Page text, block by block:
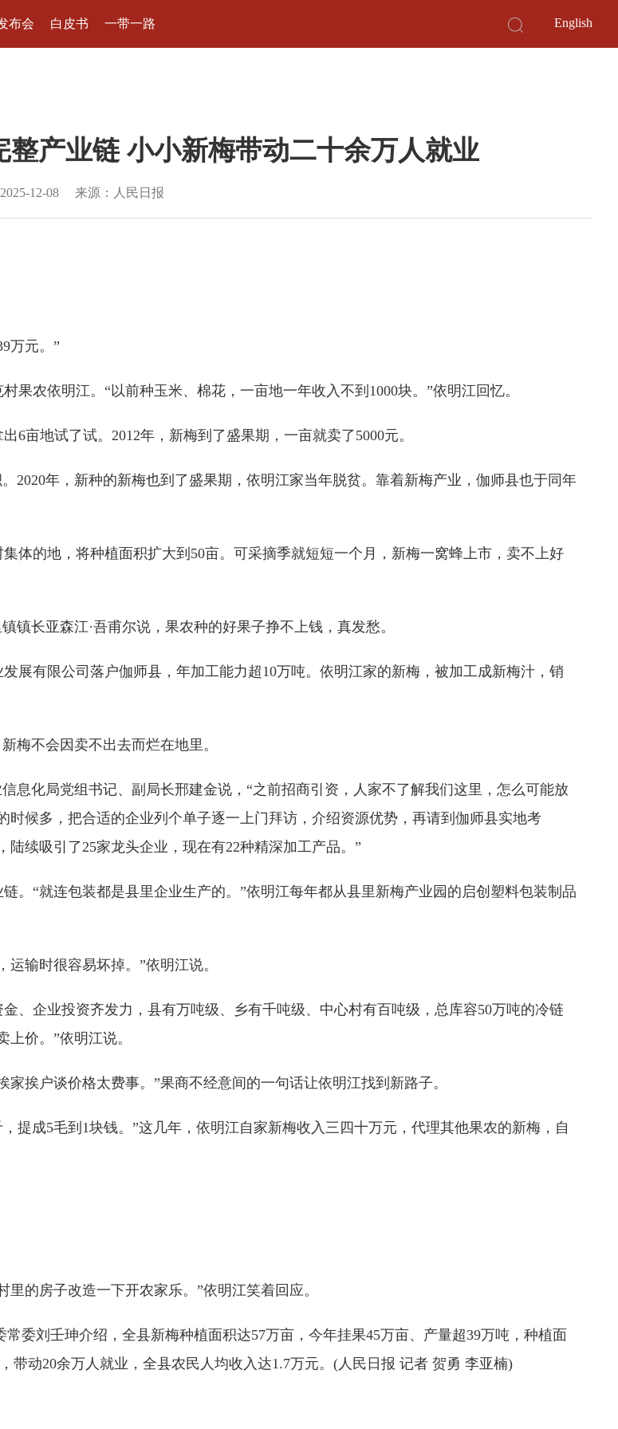
布会 白皮书 一带一路 English
产业链 小小新梅带动二十余万人就业
2025-12-08 来源：人民日报
万元。”
农依明江。“以前种玉米、棉花，一亩地一年收入不到1000块。”依明江回忆。
地试了试。2012年，新梅到了盛果期，一亩就卖了5000元。
年，新种的新梅也到了盛果期，依明江家当年脱贫。靠着新梅产业，伽师县也于同年
的地，将种植面积扩大到50亩。可采摘季就短短一个月，新梅一窝蜂上市，卖不上好
长亚森江·吾甫尔说，果农种的好果子挣不上钱，真发愁。
有限公司落户伽师县，年加工能力超10万吨。依明江家的新梅，被加工成新梅汁，销
不会因卖不出去而烂在地里。
化局党组书记、副局长邢建金说，“之前招商引资，人家不了解我们这里，怎么可能放
候多，把合适的企业列个单子逐一上门拜访，介绍资源优势，再请到伽师县实地考
续吸引了25家龙头企业，现在有22种精深加工产品。”
“就连包装都是县里企业生产的。”依明江每年都从县里新梅产业园的启创塑料包装制品
输时很容易坏掉。”依明江说。
企业投资齐发力，县有万吨级、乡有千吨级、中心村有百吨级，总库容50万吨的冷链
价。”依明江说。
户谈价格太费事。”果商不经意间的一句话让依明江找到新路子。
成5毛到1块钱。”这几年，依明江自家新梅收入三四十万元，代理其他果农的新梅，自
的房子改造一下开农家乐。”依明江笑着回应。
委刘壬珅介绍，全县新梅种植面积达57万亩，今年挂果45万亩、产量超39万吨，种植面
带动20余万人就业，全县农民人均收入达1.7万元。(人民日报 记者 贺勇 李亚楠)